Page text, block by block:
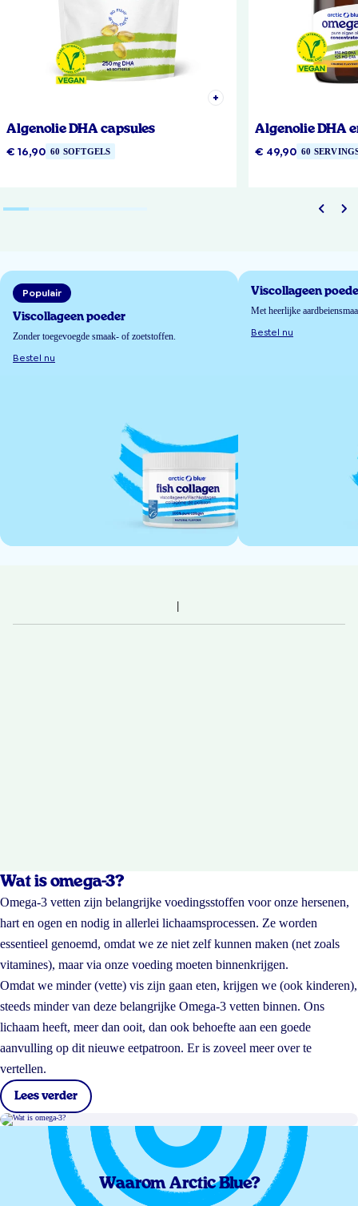
Algenolie DHA capsules
€ 16,90 60 SOFTGELS
Algenolie DHA
€ 49,90 60
Populair
Viscollageen poeder
Zonder toegevoegde smaak- of zoetstoffen.
Bestel nu
Viscollageen
Met heerlijke
Bestel nu
Wat is omega-3?
Omega-3 vetten zijn belangrijke voedingsstoffen voor onze hersenen,
hart en ogen en nodig in allerlei lichaamsprocessen. Ze worden
essentieel genoemd, omdat we ze niet zelf kunnen maken (net zoals
vitamines), maar via onze voeding moeten binnenkrijgen.
Omdat we minder (vette) vis zijn gaan eten, krijgen we (ook kinderen),
steeds minder van deze belangrijke Omega-3 vetten binnen. Ons
lichaam heeft, meer dan ooit, dan ook behoefte aan een goede
aanvulling op dit nieuwe eetpatroon. Er is zoveel meer over te
vertellen.
Lees verder
Waarom Arctic Blue?